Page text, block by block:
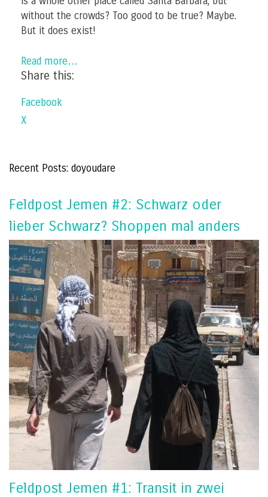
without the crowds? Too good to be true? Maybe.
But it does exist!
Read more…
Share this:
Facebook
X
Recent Posts: doyoudare
Feldpost Jemen #2: Schwarz oder
lieber Schwarz? Shoppen mal anders
Feldpost Jemen #1: Transit in zwei